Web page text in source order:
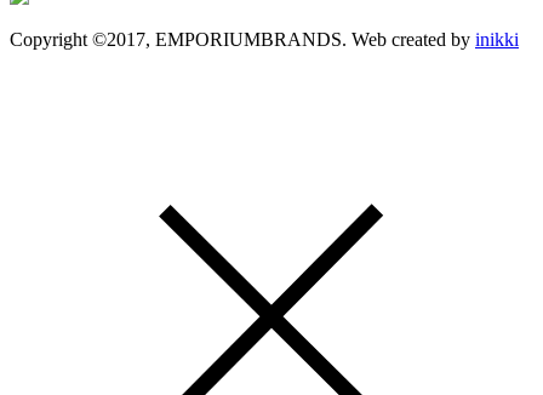
Copyright ©2017, EMPORIUMBRANDS. Web created by inikki